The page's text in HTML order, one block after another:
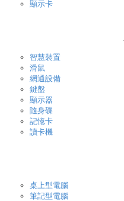
顯示卡
智慧裝置
滑鼠
網通設備
鍵盤
顯示器
隨身碟
記憶卡
讀卡機
桌上型電腦
筆記型電腦